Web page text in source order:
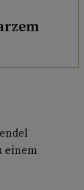
einem